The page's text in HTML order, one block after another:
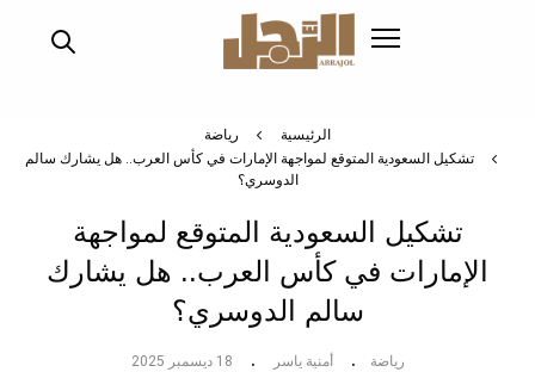
الرئيسية
رياضة
تشكيل السعودية المتوقع لمواجهة الإمارات في كأس العرب.. هل يشارك سالم
الدوسري؟
تشكيل السعودية المتوقع لمواجهة
الإمارات في كأس العرب.. هل يشارك
سالم الدوسري؟
رياضة أمنية ياسر 18 ديسمبر 2025